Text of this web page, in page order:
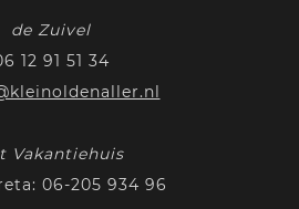
de Zuivel
12 91 51 34
Vakantiehuis
06-205 934 96